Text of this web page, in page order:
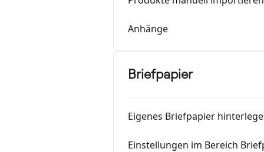
Anhänge
Briefpapier
Eigenes Briefpapier
Einstellungen im Bereich